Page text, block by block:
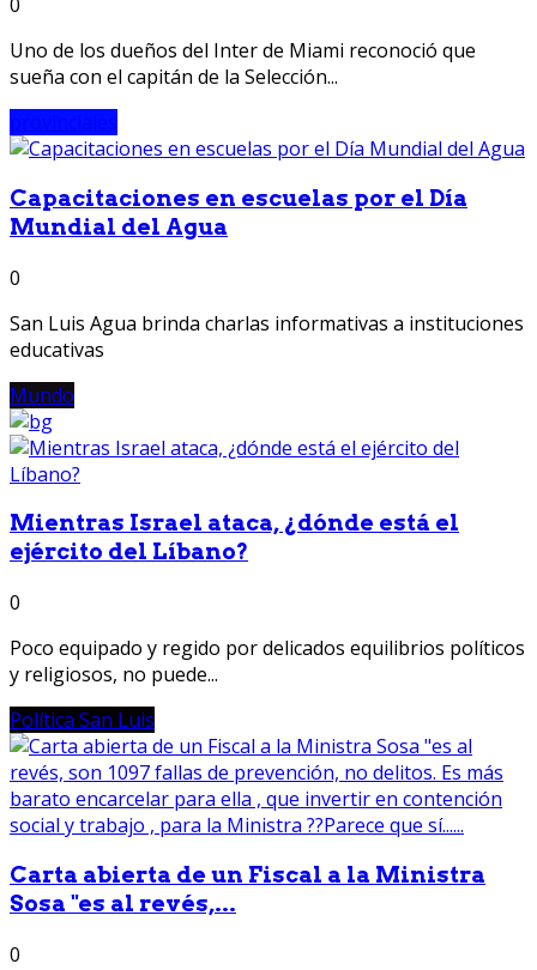
Uno de los dueños del Inter de Miami reconoció que
sueña con el capitán de la Selección...
Capacitaciones en escuelas por el Día
Mundial del Agua
0
San Luis Agua brinda charlas informativas a instituciones
educativas
Mundo
Mientras Israel ataca, ¿dónde está el
ejército del Líbano?
0
Poco equipado y regido por delicados equilibrios políticos
y religiosos, no puede...
Política San Luis
Carta abierta de un Fiscal a la Ministra
Sosa "es al revés,...
0